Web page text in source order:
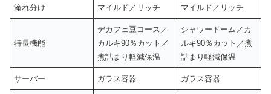
淹れ分け マイルド／リッチ マイルド／リッチ
特長機能
デカフェ豆コース／
カルキ90％カット／
煮詰まり軽減保温
シャワードーム／カ
ルキ90％カット／煮
詰まり軽減保温
サーバー ガラス容器 ガラス容器